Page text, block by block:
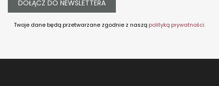
DOŁĄCZ DO NEWSLETTERA
Twoje dane będą przetwarzane zgodnie z naszą polityką prywatności.